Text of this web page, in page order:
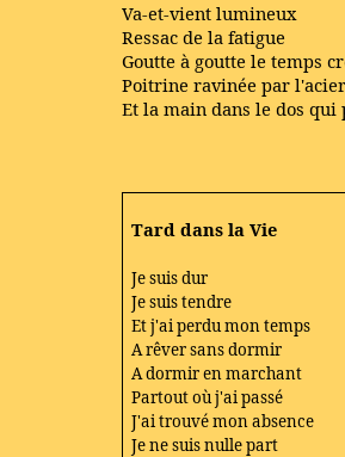
Va-et-vient lumineux
Ressac de la fatigue
Goutte à goutte le temps
Poitrine ravinée par
Et la main dans le dos qui
Tard dans la Vie
Je suis dur
Je suis tendre
Et j'ai perdu mon temps
A rêver sans dormir
A dormir en marchant
Partout où j'ai passé
J'ai trouvé mon absence
Je ne suis nulle part